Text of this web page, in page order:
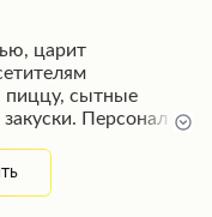
царит
пиццу, сытные
Персонал
доставляет
комфортным.